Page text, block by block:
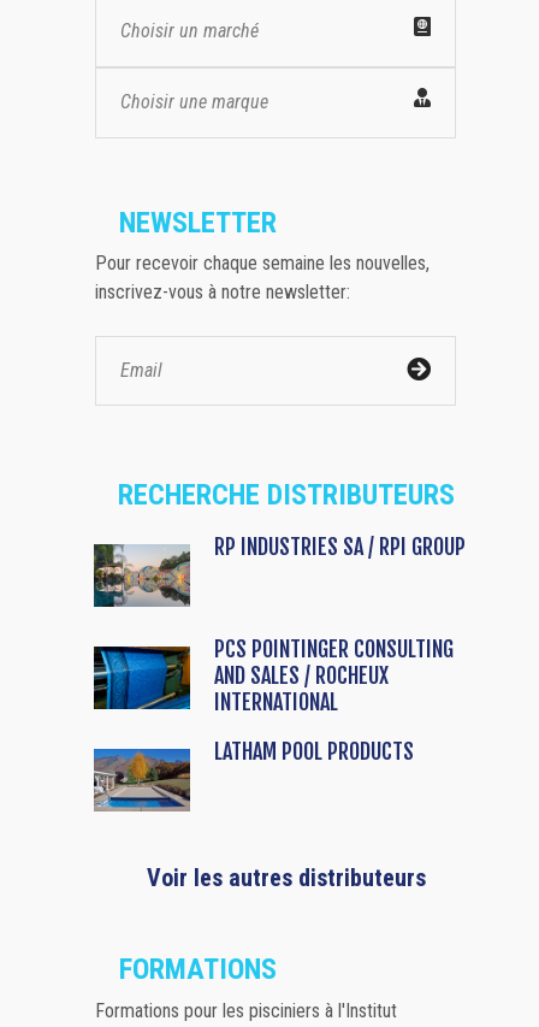
Choisir un marché
Choisir une marque
NEWSLETTER
Pour recevoir chaque semaine les nouvelles,
inscrivez-vous à notre newsletter:
RECHERCHE DISTRIBUTEURS
RP INDUSTRIES SA / RPI GROUP
PCS POINTINGER CONSULTING
AND SALES / ROCHEUX
INTERNATIONAL
LATHAM POOL PRODUCTS
Voir les autres distributeurs
FORMATIONS
Formations pour les pisciniers à l'Institut